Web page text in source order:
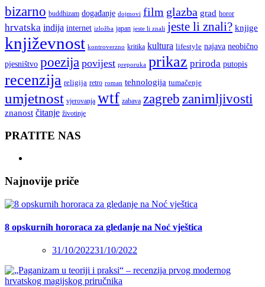
bizarno buddhizam događanje dojmovi film glazba grad horor
hrvatska indija internet izložba japan jeste li znali jeste li znali? knjige
književnost kontroverzno kritika kultura lifestyle najava neobično
pjesništvo poezija povijest preporuka prikaz priroda putopis
recenzija religija retro roman tehnologija tumačenje
umjetnost vjerovanja wtf zabava zagreb zanimljivosti
znanost čitanje životinje
PRATITE NAS
Najnovije priče
8 opskurnih hororaca za gledanje na Noć vještica
31/10/202231/10/2022